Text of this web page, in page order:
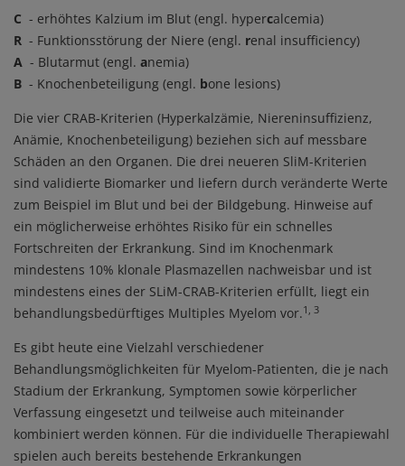
C - erhöhtes Kalzium im Blut (engl. hypercalcemia)
R - Funktionsstörung der Niere (engl. renal insufficiency)
A - Blutarmut (engl. anemia)
B - Knochenbeteiligung (engl. bone lesions)
Die vier CRAB-Kriterien (Hyperkalzämie, Niereninsuffizienz,
Anämie, Knochenbeteiligung) beziehen sich auf messbare
Schäden an den Organen. Die drei neueren SliM-Kriterien
sind validierte Biomarker und liefern durch veränderte Werte
zum Beispiel im Blut und bei der Bildgebung. Hinweise auf
ein möglicherweise erhöhtes Risiko für ein schnelles
Fortschreiten der Erkrankung. Sind im Knochenmark
mindestens 10% klonale Plasmazellen nachweisbar und ist
mindestens eines der SLiM-CRAB-Kriterien erfüllt, liegt ein
behandlungsbedürftiges Multiples Myelom vor.1, 3
Es gibt heute eine Vielzahl verschiedener
Behandlungsmöglichkeiten für Myelom-Patienten, die je nach
Stadium der Erkrankung, Symptomen sowie körperlicher
Verfassung eingesetzt und teilweise auch miteinander
kombiniert werden können. Für die individuelle Therapiewahl
spielen auch bereits bestehende Erkrankungen